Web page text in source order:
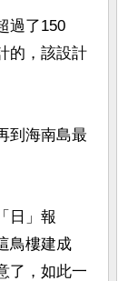
過了150
的，該設計
到海南島最
日」報
鳥樓建成
了，如此一